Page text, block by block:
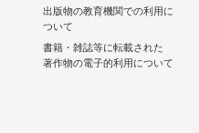
出版物の教育機関での利用に
ついて
書籍・雑誌等に転載された
著作物の電子的利用について